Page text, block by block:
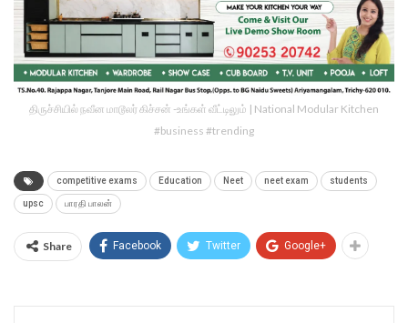
திருச்சியில் நவீன மாடூலர் கிச்சன் -உங்கள் வீட்டிலும் | National Modular Kitchen
#business #trending
competitive exams Education Neet neet exam students
upsc பாரதி பாலன்
Share Facebook Twitter Google+